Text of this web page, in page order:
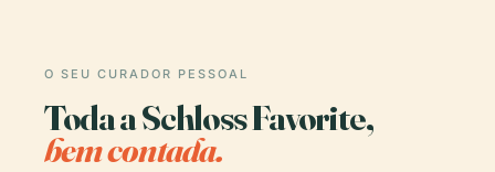
O SEU CURADOR PESSOAL
Toda a Schloss Favorite,
bem contada.